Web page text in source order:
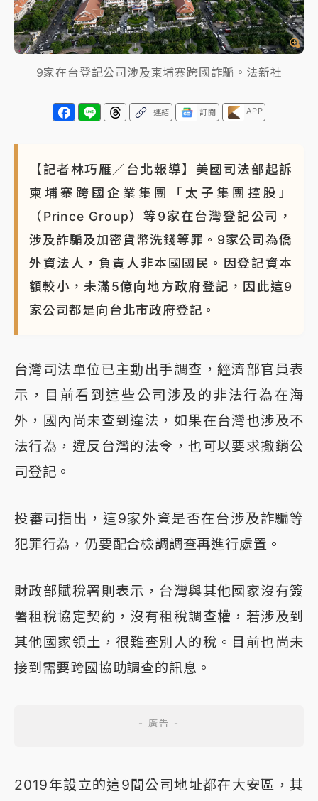
周末精選｜ 苯駢芘無安全攝取值！致癌苦茶油下肚 毒
物醫籲多吃蔬果代謝
《知新聞》揭「運科計畫」人體實驗黑幕 運動部不追
究！遭監委質疑
台股處置新制明天上路 4大鬆綁一次看
員工犯案 破案關鍵曝
9家在台登記公司涉及柬埔寨跨國詐騙。法新社
連結 訂閱 APP
【記者林巧雁／台北報導】美國司法部起訴
柬埔寨跨國企業集團「太子集團控股」
（Prince Group）等9家在台灣登記公司，
涉及詐騙及加密貨幣洗錢等罪。9家公司為僑
外資法人，負責人非本國國民。因登記資本
額較小，未滿5億向地方政府登記，因此這9
家公司都是向台北市政府登記。
台灣司法單位已主動出手調查，經濟部官員表
示，目前看到這些公司涉及的非法行為在海
外，國內尚未查到違法，如果在台灣也涉及不
法行為，違反台灣的法令，也可以要求撤銷公
司登記。
投審司指出，這9家外資是否在台涉及詐騙等
犯罪行為，仍要配合檢調調查再進行處置。
財政部賦稅署則表示，台灣與其他國家沒有簽
署租稅協定契約，沒有租稅調查權，若涉及到
其他國家領土，很難查別人的稅。目前也尚未
接到需要跨國協助調查的訊息。
2019年設立的這9間公司地址都在大安區，其